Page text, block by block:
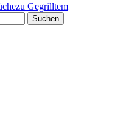
zu Gegrilltem